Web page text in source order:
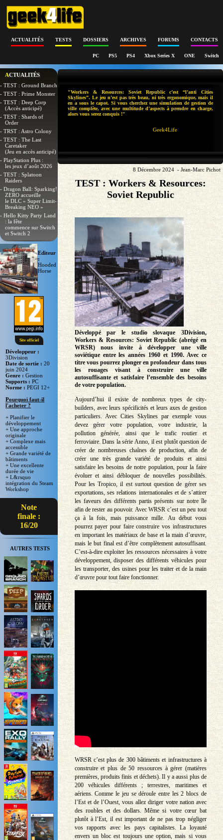
ACTUALITÉS TESTS DOSSIERS ARCHIVES FORUMS CONTACTS
PC PS5 PS4 Xbox Series X ONE Switch
ACTUALITÉS
- TEST : Ground Branch
- TEST : Prime Monster
- TEST : Deep Corp
(Accès anticipé)
- TEST : Shards of
Order
- TRST : Astro Colony
- TEST : The Last
Caretaker
(Jeu en accès anticipé)
- PlayStation Plus :
les jeux d’août 2026
- TEST : Splatoon
Raiders
- Dragon Ball: Sparking!
ZERO accueille
le DLC « Super Limit-
Breaking NEO »
- Hello Kitty Party Land
: la fête
commence sur Switch
et Switch 2
Site officiel
Editeur
:
Hooded
Horse
Développeur :
3Division
Date de sortie :20
juin 2024
Genre :Gestion
Supports :PC
Norme :PEGI 12+
Pourquoi faut-il
l'acheter ?
+ Planifier le
développement
+ Une approche
originale
+ Complexe mais
accessible
+ Grande variété de
bâtiments
+ Une excellente
durée de vie
+ L&rsquo
intégration du Steam
Workshop
Note
finale :
16/20
AUTRES TESTS
"Workers & Resources: Soviet Republic c’est “l’anti Cities
Skylines”. Le jeu n’est pas très beau, ni très ergonomique, mais il
en a sous le capot. Si vous cherchez une simulation de gestion de
ville complète, avec une multitude d’aspects à prendre en charge,
alors vous serez conquis !"
Geek4Life
8 Décembre 2024 - Jean-Marc Pichot
TEST : Workers & Resources:
Soviet Republic
Développé par le studio slovaque 3Division,
Workers & Resources: Soviet Republic (abrégé en
WRSR) nous invite à développer une ville
soviétique entre les années 1960 et 1990. Avec ce
titre vous pourrez plonger en profondeur dans tous
les rouages visant à construire une ville
autosuffisante et satisfaire l’ensemble des besoins
de votre population.
Aujourd’hui il existe de nombreux types de city-
builders, avec leurs spécificités et leurs axes de gestion
particuliers. Avec Cities Skylines par exemple vous
devez gérer votre population, votre industrie, la
pollution générée, ainsi que le trafic routier et
ferroviaire. Dans la série Anno, il est plutôt question de
créer de nombreuses chaînes de production, afin de
créer une très grande variété de produits et ainsi
satisfaire les besoins de notre population, pour la faire
évoluer et ainsi débloquer de nouvelles possibilités.
Pour les Tropico, il est surtout question de gérer ses
exportations, ses relations internationales et de s’attirer
les faveurs des différents partis présents sur notre île
afin de rester au pouvoir. Avec WRSR c’est un peu tout
ça à la fois, mais puissance mille. Au début vous
pourrez payer pour faire construire vos infrastructures
en important les matériaux de base et la main d’œuvre,
mais le but final est d’être complètement autosuffisant.
C’est-à-dire exploiter les ressources nécessaires à votre
développement, disposer des différents véhicules pour
les transporter, des usines pour les traiter et de la main
d’œuvre pour tout faire fonctionner.
WRSR c’est plus de 300 bâtiments et infrastructures à
construire et plus de 50 ressources à gérer (matières
premières, produits finis et déchets). Il y a aussi plus de
200 véhicules différents ; terrestres, maritimes et
aériens. Comme le jeu se déroule entre les 2 blocs de
l’Est et de l’Ouest, vous allez diriger votre nation avec
des roubles et des dollars. Même si votre cœur bat
plutôt à l’Est, il est important de ne pas trop négliger
vos rapports avec les pays capitalistes. La loyauté
envers un bloc est toujours une option, mais si vous